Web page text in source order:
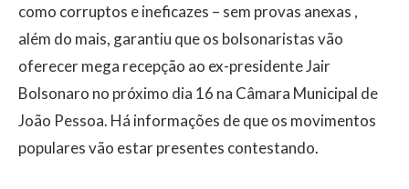
como corruptos e ineficazes – sem provas anexas ,
além do mais, garantiu que os bolsonaristas vão
oferecer mega recepção ao ex-presidente Jair
Bolsonaro no próximo dia 16 na Câmara Municipal de
João Pessoa. Há informações de que os movimentos
populares vão estar presentes contestando.